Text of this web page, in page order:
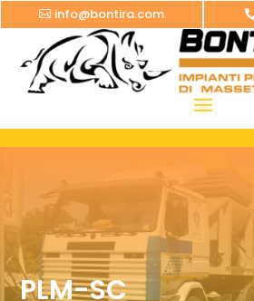
info@bontira.com
PLM-SC